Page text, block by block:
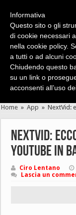
Cerca
Home » App » NextVid:
NextVid:
YouTube in
Ciro Lentano
Lascia un
Informativa
Questo sito o gli
di cookie necessari
nella cookie policy.
a tutti o ad alcuni
Chiudendo questo
su un link o
acconsenti all’uso